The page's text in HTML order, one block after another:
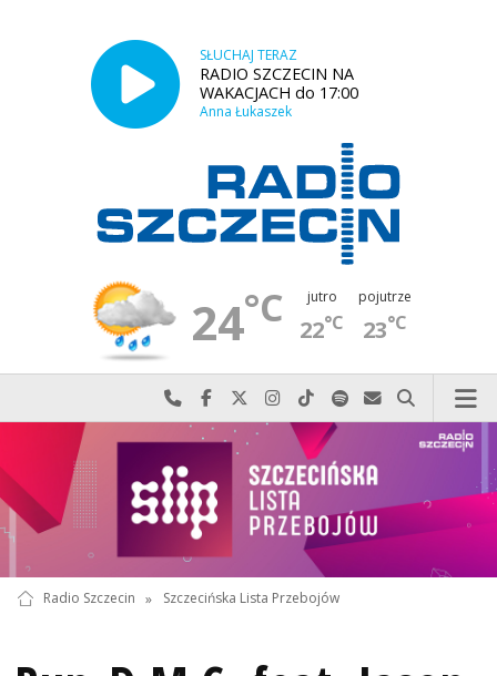
SŁUCHAJ TERAZ
RADIO SZCZECIN NA
WAKACJACH do 17:00
Anna Łukaszek
24°C jutro
22°C
pojutrze
23°C
Najlepiej po prostu do nas zadzwoń
Odwiedź nas na Facebook-u
Odwiedź nas na X
Odwiedź nas na Instagram-ie
Odwiedź nas na TikTok-u
Szukaj nas na Spotify
Wyślij do nas
Szukaj
Radio Szczecin » Szczecińska Lista Przebojów